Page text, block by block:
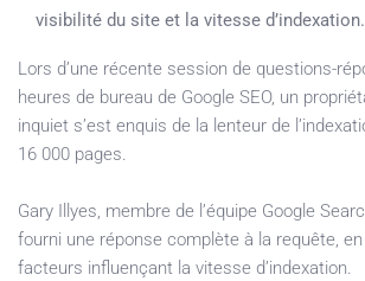
visibilité du site et la vitesse d’indexation.
Lors d’une récente session de questions-
heures de bureau de Google SEO, un
inquiet s’est enquis de la lenteur de
16 000 pages.
Gary Illyes, membre de l’équipe Google
fourni une réponse complète à la requête,
facteurs influençant la vitesse d’indexation.